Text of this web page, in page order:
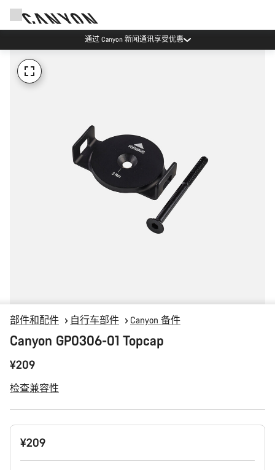
通过 Canyon 新闻通讯享受优惠
部件和配件 自行车部件 Canyon 备件
Canyon GP0306-01 Topcap
¥209
检查兼容性
产
¥209